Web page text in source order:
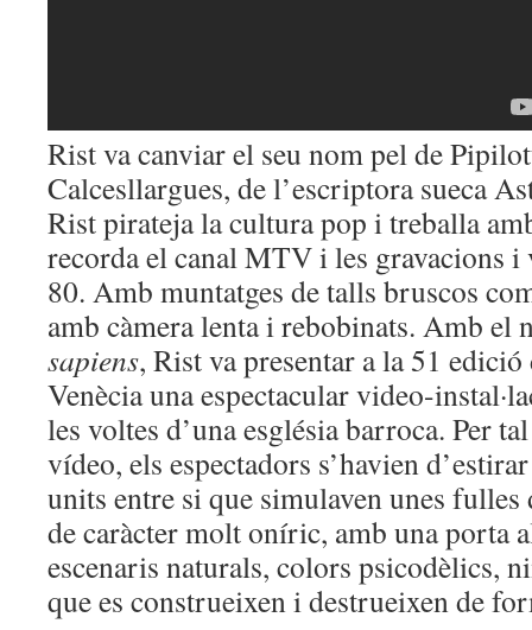
Rist va canviar el seu nom pel de
Calcesllargues, de l’escriptora sueca
Rist pirateja la cultura pop i treballa
recorda el canal MTV i les gravacions i
80. Amb muntatges de talls bruscos
amb càmera lenta i rebobinats. Amb el
sapiens, Rist va presentar a la 51
Venècia una espectacular video-
les voltes d’una església barroca. Per
vídeo, els espectadors s’havien
units entre si que simulaven unes
de caràcter molt oníric, amb una porta
escenaris naturals, colors psicodèlics,
que es construeixen i destrueixen de